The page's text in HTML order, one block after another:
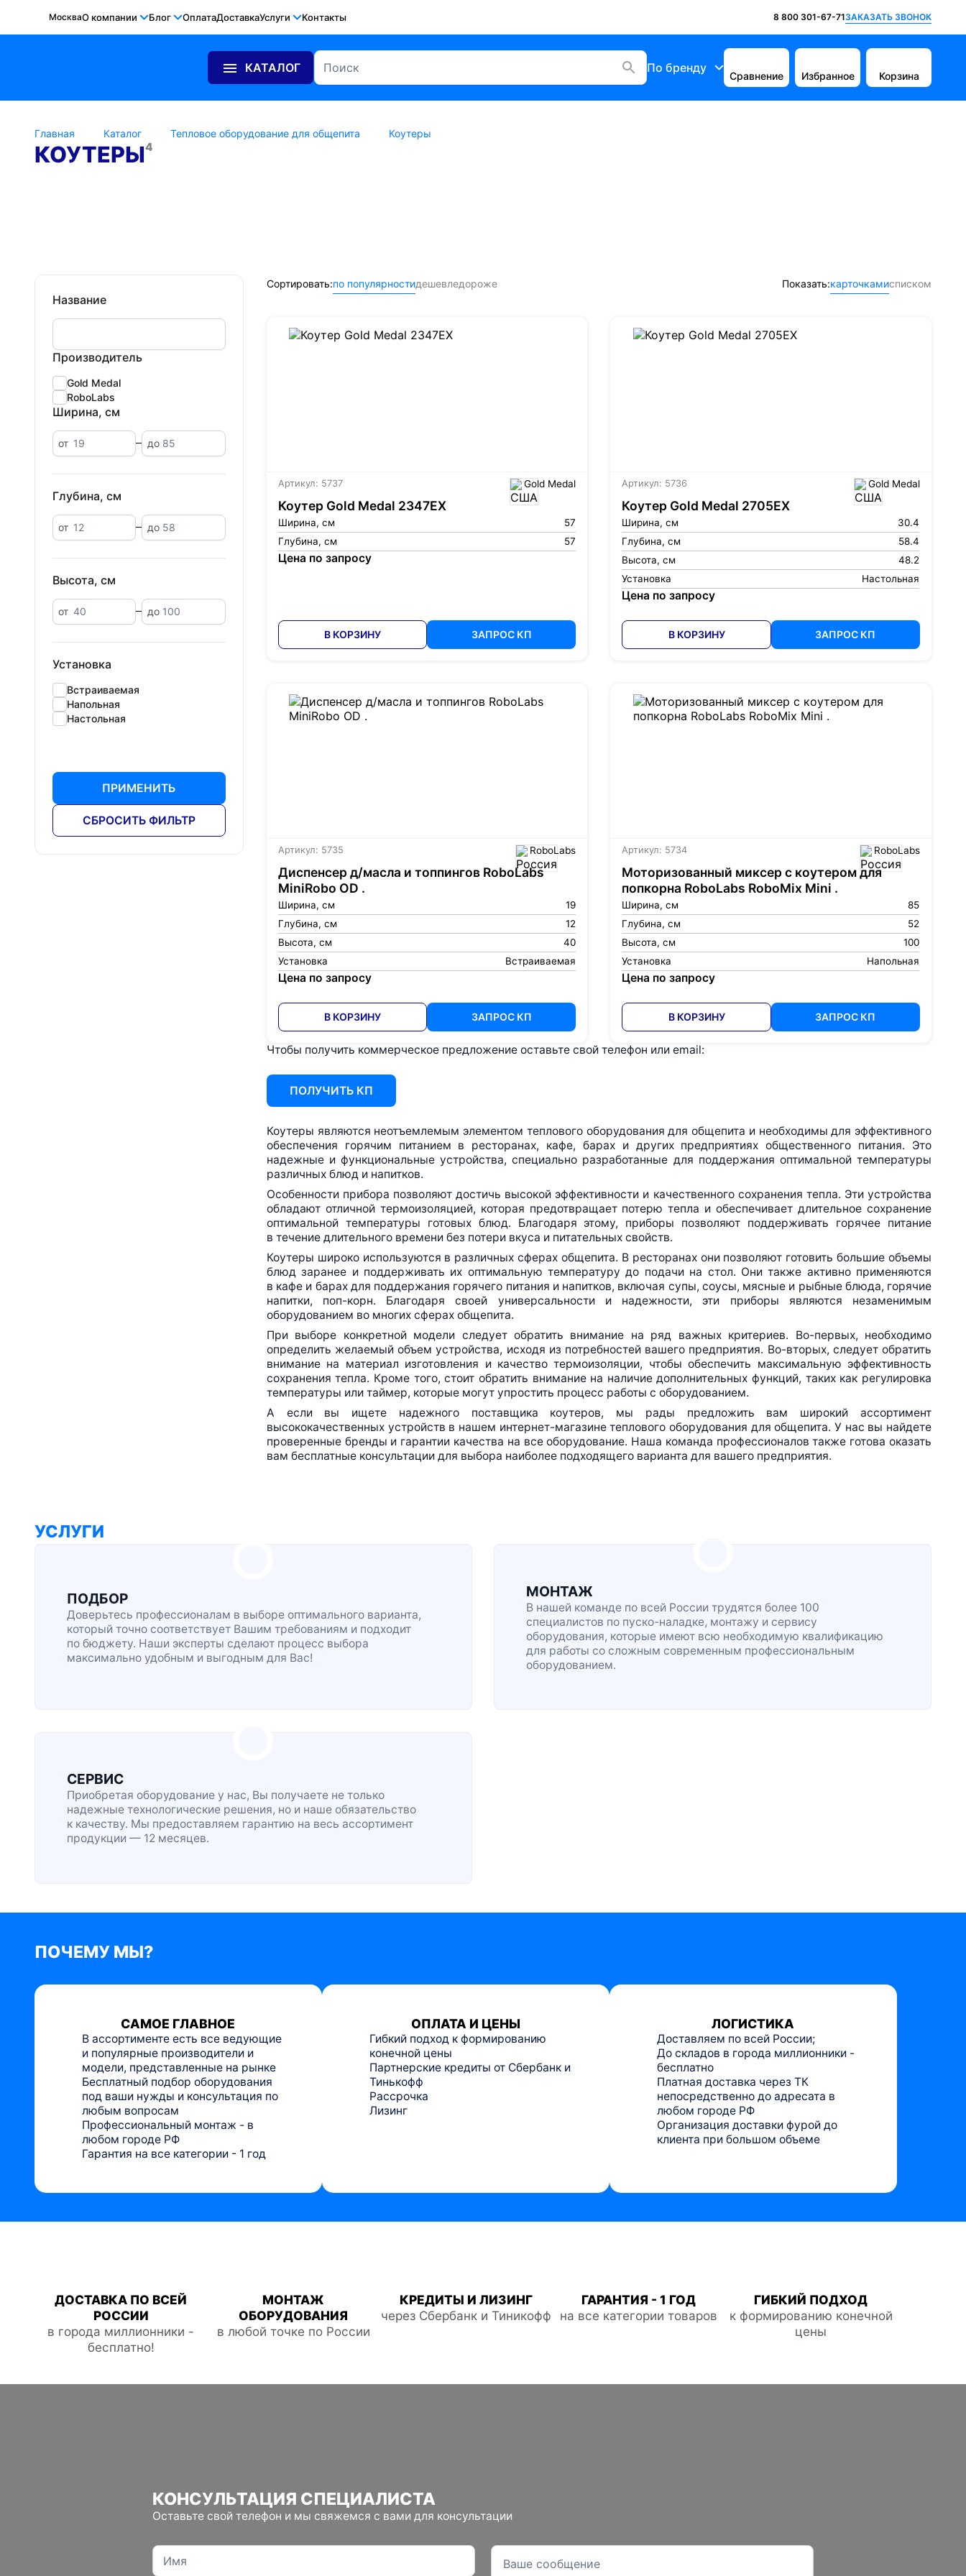
МоскваО компании Блог ОплатаДоставкаУслуги Контакты 8 800 301-67-71ЗАКАЗАТЬ ЗВОНОК
КАТАЛОГ По бренду
Сравнение Избранное Корзина
Главная Каталог Тепловое оборудование для общепита Коутеры
КОУТЕРЫ4
Сортировать:по популярностидешевледороже Показать:карточкамисписком
Название
Производитель
Gold Medal
RoboLabs
Ширина, см
от до
Глубина, см
от до
Высота, см
от до
Установка
Встраиваемая
Напольная
Настольная
ПРИМЕНИТЬ
СБРОСИТЬ ФИЛЬТР
Артикул: 5737 Gold Medal
Коутер Gold Medal 2347EX
Ширина, см
57
Глубина, см
57
Цена по запросу
В КОРЗИНУ ЗАПРОС КП
Артикул: 5736 Gold Medal
Коутер Gold Medal 2705EX
Ширина, см
30.4
Глубина, см
58.4
Высота, см
48.2
Установка
Настольная
Цена по запросу
В КОРЗИНУ ЗАПРОС КП
Артикул: 5735 RoboLabs
Диспенсер д/масла и топпингов RoboLabs
MiniRobo OD .
Ширина, см
19
Глубина, см
12
Высота, см
40
Установка
Встраиваемая
Цена по запросу
В КОРЗИНУ ЗАПРОС КП
Артикул: 5734 RoboLabs
Моторизованный миксер с коутером для
попкорна RoboLabs RoboMix Mini .
Ширина, см
85
Глубина, см
52
Высота, см
100
Установка
Напольная
Цена по запросу
В КОРЗИНУ ЗАПРОС КП
Чтобы получить коммерческое предложение оставьте свой телефон или email:
ПОЛУЧИТЬ КП
Коутеры являются неотъемлемым элементом теплового оборудования для общепита и необходимы для эффективного
обеспечения горячим питанием в ресторанах, кафе, барах и других предприятиях общественного питания. Это
надежные и функциональные устройства, специально разработанные для поддержания оптимальной температуры
различных блюд и напитков.
Особенности прибора позволяют достичь высокой эффективности и качественного сохранения тепла. Эти устройства
обладают отличной термоизоляцией, которая предотвращает потерю тепла и обеспечивает длительное сохранение
оптимальной температуры готовых блюд. Благодаря этому, приборы позволяют поддерживать горячее питание
в течение длительного времени без потери вкуса и питательных свойств.
Коутеры широко используются в различных сферах общепита. В ресторанах они позволяют готовить большие объемы
блюд заранее и поддерживать их оптимальную температуру до подачи на стол. Они также активно применяются
в кафе и барах для поддержания горячего питания и напитков, включая супы, соусы, мясные и рыбные блюда, горячие
напитки, поп-корн. Благодаря своей универсальности и надежности, эти приборы являются незаменимым
оборудованием во многих сферах общепита.
При выборе конкретной модели следует обратить внимание на ряд важных критериев. Во-первых, необходимо
определить желаемый объем устройства, исходя из потребностей вашего предприятия. Во-вторых, следует обратить
внимание на материал изготовления и качество термоизоляции, чтобы обеспечить максимальную эффективность
сохранения тепла. Кроме того, стоит обратить внимание на наличие дополнительных функций, таких как регулировка
температуры или таймер, которые могут упростить процесс работы с оборудованием.
А если вы ищете надежного поставщика коутеров, мы рады предложить вам широкий ассортимент
высококачественных устройств в нашем интернет-магазинетеплового оборудования для общепита. У нас вы найдете
проверенные бренды и гарантии качества на все оборудование. Наша команда профессионалов также готова оказать
вам бесплатные консультации для выбора наиболее подходящего варианта для вашего предприятия.
УСЛУГИ
ПОДБОР
Доверьтесь профессионалам в выборе оптимального варианта,
который точно соответствует Вашим требованиям и подходит
по бюджету. Наши эксперты сделают процесс выбора
максимально удобным и выгодным для Вас!
МОНТАЖ
В нашей команде по всей России трудятся более 100
специалистов по пуско-наладке, монтажу и сервису
оборудования, которые имеют всю необходимую квалификацию
для работы со сложным современным профессиональным
оборудованием.
СЕРВИС
Приобретая оборудование у нас, Вы получаете не только
надежные технологические решения, но и наше обязательство
к качеству. Мы предоставляем гарантию на весь ассортимент
продукции — 12 месяцев.
ПОЧЕМУ МЫ?
САМОЕ ГЛАВНОЕ
В ассортименте есть все ведующие
и популярные производители и
модели, представленные на рынке
Бесплатный подбор оборудования
под ваши нужды и консультация по
любым вопросам
Профессиональный монтаж - в
любом городе РФ
Гарантия на все категории - 1 год
ОПЛАТА И ЦЕНЫ
Гибкий подход к формированию
конечной цены
Партнерские кредиты от Сбербанк и
Тинькофф
Рассрочка
Лизинг
ЛОГИСТИКА
Доставляем по всей России;
До складов в города миллионники -
бесплатно
Платная доставка через ТК
непосредственно до адресата в
любом городе РФ
Организация доставки фурой до
клиента при большом объеме
ДОСТАВКА ПО ВСЕЙ
РОССИИ
в города миллионники -
бесплатно!
МОНТАЖ
ОБОРУДОВАНИЯ
в любой точке по России
КРЕДИТЫ И ЛИЗИНГ
через Сбербанк и Тиникофф
ГАРАНТИЯ - 1 ГОД
на все категории товаров
ГИБКИЙ ПОДХОД
к формированию конечной
цены
КОНСУЛЬТАЦИЯ СПЕЦИАЛИСТА
Оставьте свой телефон и мы свяжемся с вами для консультации